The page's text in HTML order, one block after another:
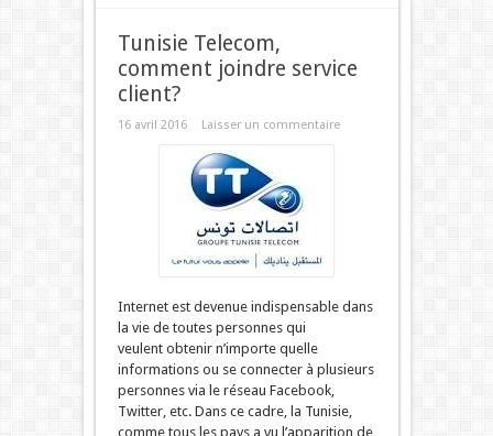
Tunisie Telecom,
comment joindre service
client?
16 avril 2016 Laisser un commentaire
Internet est devenue indispensable dans
la vie de toutes personnes qui
veulent obtenir n’importe quelle
informations ou se connecter à plusieurs
personnes via le réseau Facebook,
Twitter, etc. Dans ce cadre, la Tunisie,
comme tous les pays a vu l’apparition de